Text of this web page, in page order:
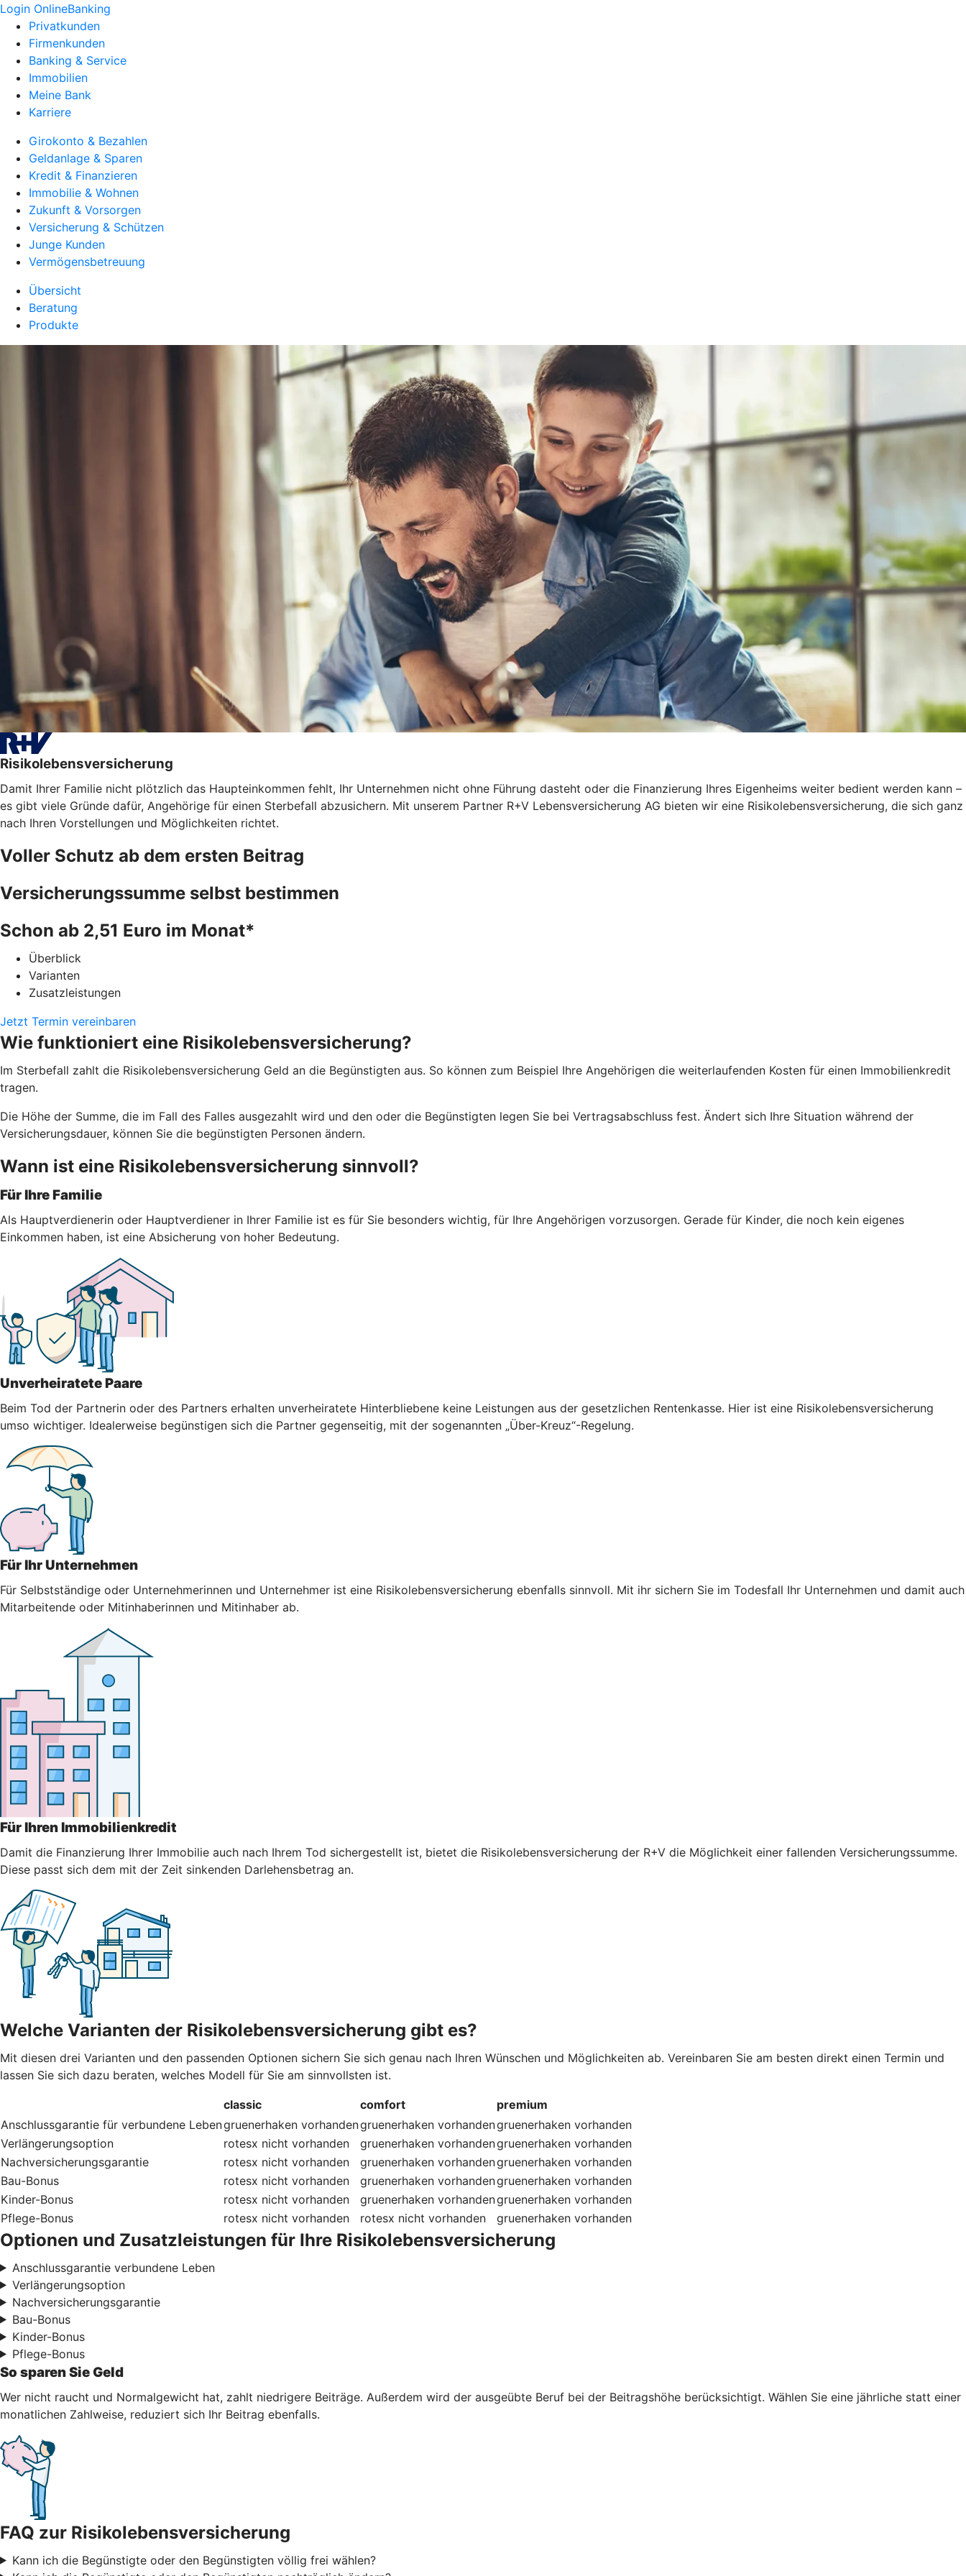
Login OnlineBanking
Privatkunden
Firmenkunden
Banking & Service
Immobilien
Meine Bank
Karriere
Girokonto & Bezahlen
Geldanlage & Sparen
Kredit & Finanzieren
Immobilie & Wohnen
Zukunft & Vorsorgen
Versicherung & Schützen
Junge Kunden
Vermögensbetreuung
Übersicht
Beratung
Produkte
Risikolebensversicherung
Damit Ihrer Familie nicht plötzlich das Haupteinkommen fehlt, Ihr Unternehmen nicht ohne Führung dasteht oder die Finanzierung Ihres Eigenheims weiter bedient werden kann –
es gibt viele Gründe dafür, Angehörige für einen Sterbefall abzusichern. Mit unserem Partner R+V Lebensversicherung AG bieten wir eine Risikolebensversicherung, die sich ganz
nach Ihren Vorstellungen und Möglichkeiten richtet.
Voller Schutz ab dem ersten Beitrag
Versicherungssumme selbst bestimmen
Schon ab 2,51 Euro im Monat*
Überblick
Varianten
Zusatzleistungen
Jetzt Termin vereinbaren
Wie funktioniert eine Risikolebensversicherung?
Im Sterbefall zahlt die Risikolebensversicherung Geld an die Begünstigten aus. So können zum Beispiel Ihre Angehörigen die weiterlaufenden Kosten für einen Immobilienkredit
tragen.
Die Höhe der Summe, die im Fall des Falles ausgezahlt wird und den oder die Begünstigten legen Sie bei Vertragsabschluss fest. Ändert sich Ihre Situation während der
Versicherungsdauer, können Sie die begünstigten Personen ändern.
Wann ist eine Risikolebensversicherung sinnvoll?
Für Ihre Familie
Als Hauptverdienerin oder Hauptverdiener in Ihrer Familie ist es für Sie besonders wichtig, für Ihre Angehörigen vorzusorgen. Gerade für Kinder, die noch kein eigenes
Einkommen haben, ist eine Absicherung von hoher Bedeutung.
Unverheiratete Paare
Beim Tod der Partnerin oder des Partners erhalten unverheiratete Hinterbliebene keine Leistungen aus der gesetzlichen Rentenkasse. Hier ist eine Risikolebensversicherung
umso wichtiger. Idealerweise begünstigen sich die Partner gegenseitig, mit der sogenannten „Über-Kreuz“-Regelung.
Für Ihr Unternehmen
Für Selbstständige oder Unternehmerinnen und Unternehmer ist eine Risikolebensversicherung ebenfalls sinnvoll. Mit ihr sichern Sie im Todesfall Ihr Unternehmen und damit auch
Mitarbeitende oder Mitinhaberinnen und Mitinhaber ab.
Für Ihren Immobilienkredit
Damit die Finanzierung Ihrer Immobilie auch nach Ihrem Tod sichergestellt ist, bietet die Risikolebensversicherung der R+V die Möglichkeit einer fallenden Versicherungssumme.
Diese passt sich dem mit der Zeit sinkenden Darlehensbetrag an.
Welche Varianten der Risikolebensversicherung gibt es?
Mit diesen drei Varianten und den passenden Optionen sichern Sie sich genau nach Ihren Wünschen und Möglichkeiten ab. Vereinbaren Sie am besten direkt einen Termin und
lassen Sie sich dazu beraten, welches Modell für Sie am sinnvollsten ist.
classic comfort
premium
Anschlussgarantie für verbundene Lebengruenerhaken vorhandengruenerhaken vorhandengruenerhaken vorhanden
Verlängerungsoption
rotesx nicht vorhanden gruenerhaken vorhandengruenerhaken vorhanden
Nachversicherungsgarantie
rotesx nicht vorhanden gruenerhaken vorhandengruenerhaken vorhanden
Bau-Bonus
rotesx nicht vorhanden gruenerhaken vorhandengruenerhaken vorhanden
Kinder-Bonus
rotesx nicht vorhanden gruenerhaken vorhandengruenerhaken vorhanden
Pflege-Bonus
rotesx nicht vorhanden rotesx nicht vorhanden gruenerhaken vorhanden
Optionen und Zusatzleistungen für Ihre Risikolebensversicherung
Anschlussgarantie verbundene Leben
Verlängerungsoption
Nachversicherungsgarantie
Bau-Bonus
Kinder-Bonus
Pflege-Bonus
So sparen Sie Geld
Wer nicht raucht und Normalgewicht hat, zahlt niedrigere Beiträge. Außerdem wird der ausgeübte Beruf bei der Beitragshöhe berücksichtigt. Wählen Sie eine jährliche statt einer
monatlichen Zahlweise, reduziert sich Ihr Beitrag ebenfalls.
FAQ zur Risikolebensversicherung
Kann ich die Begünstigte oder den Begünstigten völlig frei wählen?